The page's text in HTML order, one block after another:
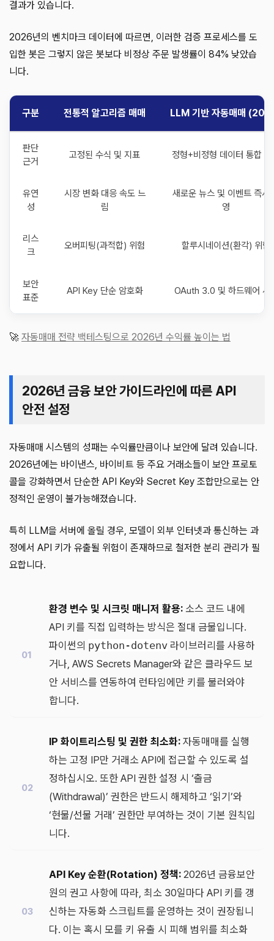
결과가 있습니다.
2026년의 벤치마크 데이터에 따르면, 이러한 검증 프로세스를 도
입한 봇은 그렇지 않은 봇보다 비정상 주문 발생률이 84% 낮았습
니다.
구분 전통적 알고리즘 매매 LLM 기반 자동매매
판단
근거
고정된 수식 및 지표 정형+비정형 데이터 통합 분
유연
성
시장 변화 대응 속도 느
림
새로운 뉴스 및 이벤트 즉시
영
리스
크
오버피팅(과적합) 위험 할루시네이션(환각) 위험
보안
표준
API Key 단순 암호화 OAuth 3.0 및 하드웨어 서
🚀 자동매매 전략 백테스팅으로 2026년 수익률 높이는 법
2026년 금융 보안 가이드라인에 따른 API
안전 설정
자동매매 시스템의 성패는 수익률만큼이나 보안에 달려 있습니다.
2026년에는 바이낸스, 바이비트 등 주요 거래소들이 보안 프로토
콜을 강화하면서 단순한 API Key와 Secret Key 조합만으로는 안
정적인 운영이 불가능해졌습니다.
특히 LLM을 서버에 올릴 경우, 모델이 외부 인터넷과 통신하는 과
정에서 API 키가 유출될 위험이 존재하므로 철저한 분리 관리가 필
요합니다.
환경 변수 및 시크릿 매니저 활용: 소스 코드 내에
API 키를 직접 입력하는 방식은 절대 금물입니다.
파이썬의 python-dotenv 라이브러리를 사용하
거나, AWS Secrets Manager와 같은 클라우드 보
안 서비스를 연동하여 런타임에만 키를 불러와야
합니다.
IP 화이트리스팅 및 권한 최소화: 자동매매를 실행
하는 고정 IP만 거래소 API에 접근할 수 있도록 설
정하십시오. 또한 API 권한 설정 시 ‘출금
(Withdrawal)’ 권한은 반드시 해제하고 ‘읽기’와
‘현물/선물 거래’ 권한만 부여하는 것이 기본 원칙입
니다.
API Key 순환(Rotation) 정책: 2026년 금융보안
원의 권고 사항에 따라, 최소 30일마다 API 키를 갱
신하는 자동화 스크립트를 운영하는 것이 권장됩니
다. 이는 혹시 모를 키 유출 시 피해 범위를 최소화